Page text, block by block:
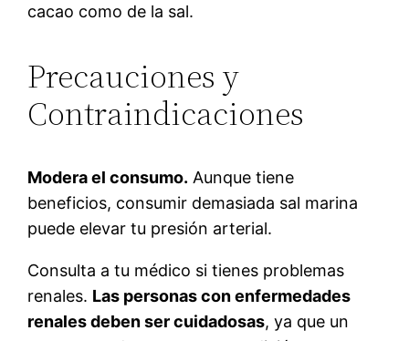
cacao como de la sal.
Precauciones y
Contraindicaciones
Modera el consumo. Aunque tiene
beneficios, consumir demasiada sal marina
puede elevar tu presión arterial.
Consulta a tu médico si tienes problemas
renales. Las personas con enfermedades
renales deben ser cuidadosas, ya que un